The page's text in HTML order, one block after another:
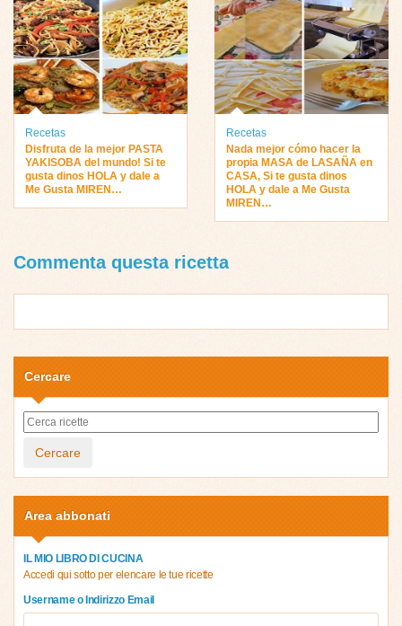
Recetas
Disfruta de la mejor PASTA
YAKISOBA del mundo! Si te
gusta dinos HOLA y dale a
Me Gusta MIREN…
Recetas
Nada mejor cómo hacer la
propia MASA de LASAÑA en
CASA, Si te gusta dinos
HOLA y dale a Me Gusta
MIREN…
Commenta questa ricetta
Cercare
Cercare
Area abbonati
IL MIO LIBRO DI CUCINA
Accedi qui sotto per elencare le tue ricette
Username o Indirizzo Email